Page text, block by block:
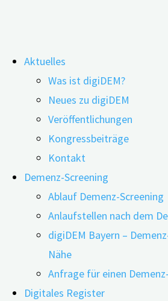
Inhalt
springen
Aktuelles
Was ist digiDEM?
Neues zu digiDEM
Veröffentlichungen
Kongressbeiträge
Kontakt
Demenz-Screening
Ablauf Demenz-Screening
Anlaufstellen nach dem
digiDEM Bayern –
Nähe
Anfrage für einen
Digitales Register
Soziale Isolation
Soziale
Isolation
bezeichnet die
Lebenssituati
on von
Menschen, die
keine oder nur
wenig soziale
Zurück zur
Geringes
Hörverlust
Hoher LDL
Schädel-